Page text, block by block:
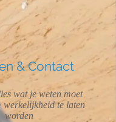
& Contact
wat je weten moet
werkelijkheid te laten
worden